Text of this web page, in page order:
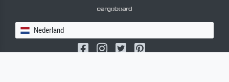
Nederland